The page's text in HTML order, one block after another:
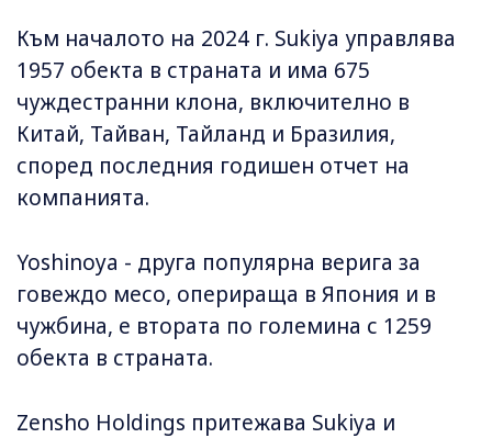
Към началото на 2024 г. Sukiya управлява
1957 обекта в страната и има 675
чуждестранни клона, включително в
Китай, Тайван, Тайланд и Бразилия,
според последния годишен отчет на
компанията.
Yoshinoya - друга популярна верига за
говеждо месо, оперираща в Япония и в
чужбина, е втората по големина с 1259
обекта в страната.
Zensho Holdings притежава Sukiya и